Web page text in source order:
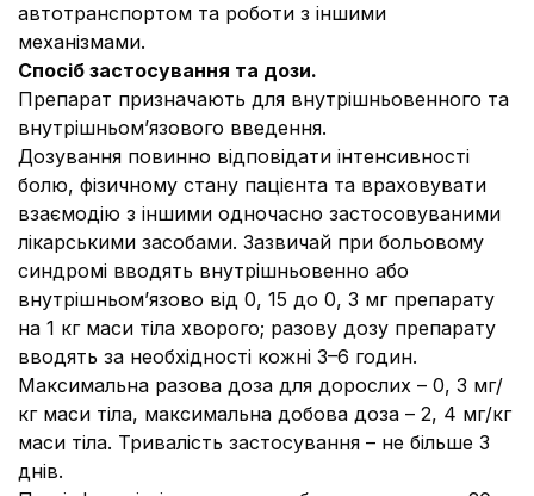
автотранспортом та роботи з іншими
механізмами.
Спосіб застосування та дози.
Препарат призначають для внутрішньовенного та
внутрішньом’язового введення.
Дозування повинно відповідати інтенсивності
болю, фізичному стану пацієнта та враховувати
взаємодію з іншими одночасно застосовуваними
лікарськими засобами. Зазвичай при больовому
синдромі вводять внутрішньовенно або
внутрішньом’язово від 0, 15 до 0, 3 мг препарату
на 1 кг маси тіла хворого; разову дозу препарату
вводять за необхідності кожні 3–6 годин.
Максимальна разова доза для дорослих – 0, 3 мг/
кг маси тіла, максимальна добова доза – 2, 4 мг/кг
маси тіла. Тривалість застосування – не більше 3
днів.